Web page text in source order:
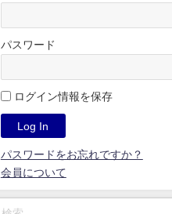
パスワード
ログイン情報を保存
パスワードをお忘れですか？
会員について